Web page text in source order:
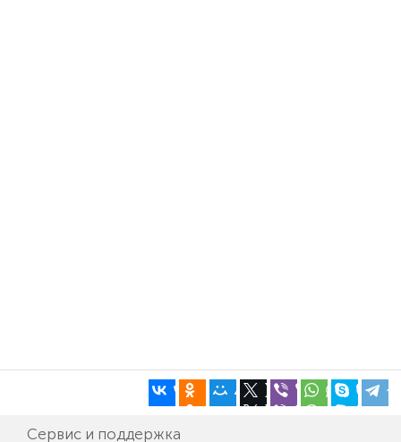
Сервис и поддержка